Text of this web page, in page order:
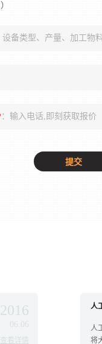
备类型、产量、加工物
：输入电话,即刻获取报价
2016
06.06
查看详情
人
人
将